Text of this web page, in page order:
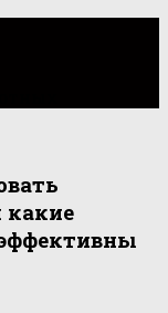
какие